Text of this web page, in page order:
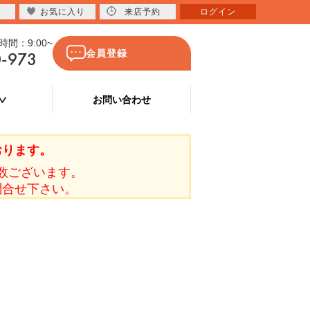
間：9:00~
973 会員登録
お問い合わせ
ます。
ざいます。
せ下さい。
お気に入り 来店予約 ログイン